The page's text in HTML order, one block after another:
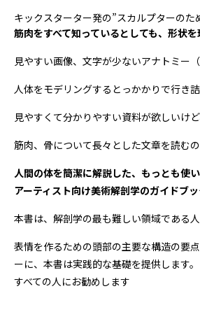
キックスターター発の”スカルプターの
筋肉をすべて知っているとしても、形状
見やすい画像、文字が少ないアナトミー
人体をモデリングするとっかかりで行き
見やすくて分かりやすい資料が欲しいけ
筋肉、骨について長々とした文章を読む
人間の体を簡潔に解説した、もっとも使い
アーティスト向け美術解剖学のガイドブッ
本書は、解剖学の最も難しい領域である
表情を作るための頭部の主要な構造の要
ーに、本書は実践的な基礎を提供します
すべての人にお勧めします